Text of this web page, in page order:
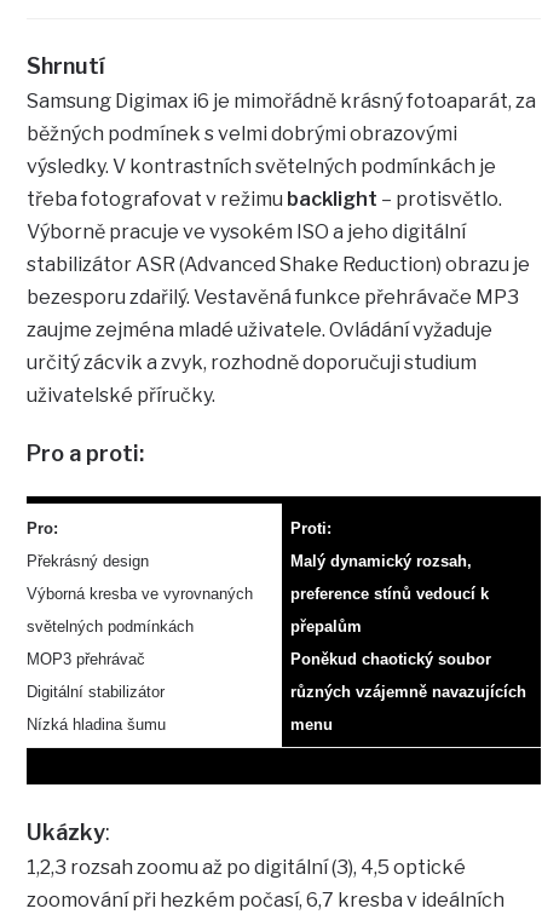
Shrnutí
Samsung Digimax i6 je mimořádně krásný fotoaparát, za
běžných podmínek s velmi dobrými obrazovými
výsledky. V kontrastních světelných podmínkách je
třeba fotografovat v režimu backlight – protisvětlo.
Výborně pracuje ve vysokém ISO a jeho digitální
stabilizátor ASR (Advanced Shake Reduction) obrazu je
bezesporu zdařilý. Vestavěná funkce přehrávače MP3
zaujme zejména mladé uživatele. Ovládání vyžaduje
určitý zácvik a zvyk, rozhodně doporučuji studium
uživatelské příručky.
Pro a proti:
Pro:
Překrásný design
Výborná kresba ve vyrovnaných
světelných podmínkách
MOP3 přehrávač
Digitální stabilizátor
Nízká hladina šumu
Proti:
Malý dynamický rozsah,
preference stínů vedoucí k
přepalům
Poněkud chaotický soubor
různých vzájemně navazujících
menu
Ukázky:
1,2,3 rozsah zoomu až po digitální (3), 4,5 optické
zoomování při hezkém počasí, 6,7 kresba v ideálních